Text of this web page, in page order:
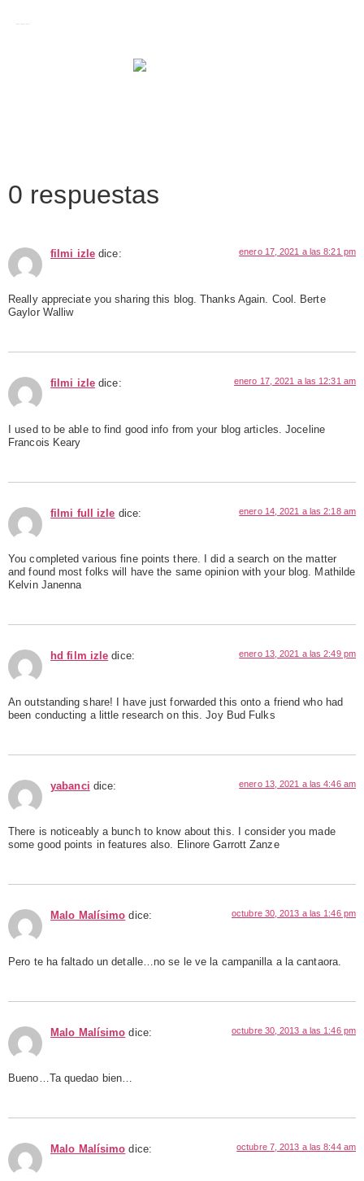
0 respuestas
filmi izle dice: enero 17, 2021 a las 8:21 pm
Really appreciate you sharing this blog. Thanks Again. Cool. Berte
Gaylor Walliw
filmi izle dice: enero 17, 2021 a las 12:31 am
I used to be able to find good info from your blog articles. Joceline
Francois Keary
filmi full izle dice: enero 14, 2021 a las 2:18 am
You completed various fine points there. I did a search on the matter
and found most folks will have the same opinion with your blog. Mathilde
Kelvin Janenna
hd film izle dice: enero 13, 2021 a las 2:49 pm
An outstanding share! I have just forwarded this onto a friend who had
been conducting a little research on this. Joy Bud Fulks
yabanci dice: enero 13, 2021 a las 4:46 am
There is noticeably a bunch to know about this. I consider you made
some good points in features also. Elinore Garrott Zanze
Malo Malísimo dice: octubre 30, 2013 a las 1:46 pm
Pero te ha faltado un detalle…no se le ve la campanilla a la cantaora.
Malo Malísimo dice: octubre 30, 2013 a las 1:46 pm
Bueno…Ta quedao bien…
Malo Malísimo dice: octubre 7, 2013 a las 8:44 am